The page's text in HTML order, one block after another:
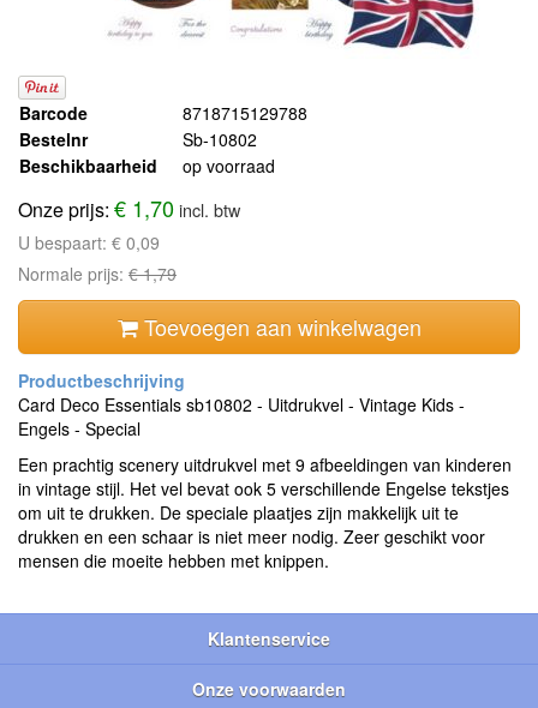
Barcode
8718715129788
Bestelnr
Sb-10802
Beschikbaarheid
op voorraad
Onze prijs: € 1,70incl. btw
U bespaart: € 0,09
Normale prijs: € 1,79
Toevoegen aan winkelwagen
Card Deco Essentials sb10802 - Uitdrukvel - Vintage Kids -
Engels - Special
Een prachtig scenery uitdrukvel met 9 afbeeldingen van kinderen
in vintage stijl. Het vel bevat ook 5 verschillende Engelse tekstjes
om uit te drukken. De speciale plaatjes zijn makkelijk uit te
drukken en een schaar is niet meer nodig. Zeer geschikt voor
mensen die moeite hebben met knippen.
Klantenservice
Onze voorwaarden